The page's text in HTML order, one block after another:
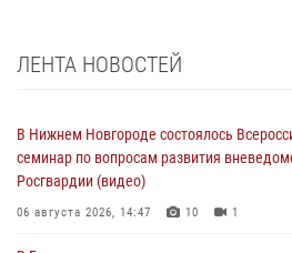
ЛЕНТА НОВОСТЕЙ
В Нижнем Новгороде состоялось
семинар по вопросам развития
Росгвардии (видео)
06 августа 2026, 14:47 10 1